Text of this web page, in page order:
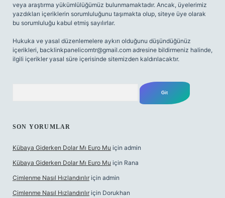
veya araştırma yükümlülüğümüz bulunmamaktadır. Ancak, üyelerimiz
yazdıkları içeriklerin sorumluluğunu taşımakta olup, siteye üye olarak
bu sorumluluğu kabul etmiş sayılırlar.
Hukuka ve yasal düzenlemelere aykırı olduğunu düşündüğünüz
içerikleri, backlinkpanelicomtr@gmail.com adresine bildirmeniz halinde,
ilgili içerikler yasal süre içerisinde sitemizden kaldırılacaktır.
SON YORUMLAR
Kübaya Giderken Dolar Mı Euro Mu için admin
Kübaya Giderken Dolar Mı Euro Mu için Rana
Çimlenme Nasıl Hızlandırılır için admin
Çimlenme Nasıl Hızlandırılır için Dorukhan